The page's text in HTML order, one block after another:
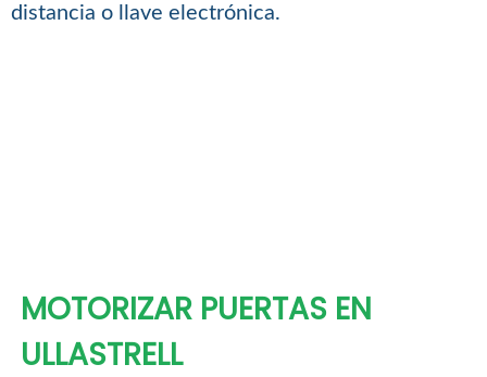
distancia o llave electrónica.
MOTORIZAR PUERTAS EN
ULLASTRELL